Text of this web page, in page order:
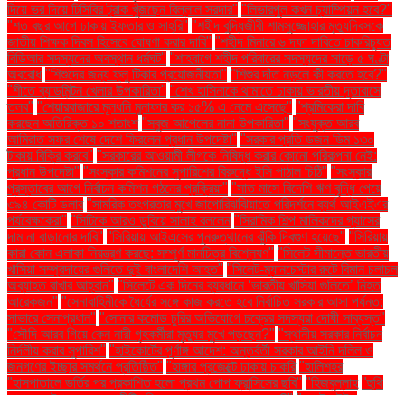
দিয়ে ভর দিয়ে টিসিবির ট্রাক খুঁজছেন বিল্লাল সরদার" "লিভারপুল কখন চ্যাম্পিয়ন হবে?"
"শত বছর আগে ঢাকায় ইফতার ও সাহ্‌রি" "শহীদ বুদ্ধিজীবী শামসুজ্জোহার মৃত্যুদিবসকে
জাতীয় শিক্ষক দিবস হিসেবে ঘোষণা করার দাবি" "শহীদ মিনারে ৬ দফা দাবিতে চাকরিচ্যুত
বিডিআর সদস্যদের অবস্থান ধর্মঘট" "শাহবাগে শহীদ পরিবারের সদস্যদের সাড়ে ৫ ঘণ্টা
অবরোধ "শিশুদের জন্য ফ্লু টিকার প্রয়োজনীয়তা" "শিশুর দাঁত নড়লে কী করতে হবে?"
"শীতে ব্যাডমিন্টন খেলার উপকারিতা" "শেখ হাসিনাকে থামাতে ঢাকায় ভারতীয় দূতাবাসে
তলব" "শেয়ারবাজারে মূলধনি মুনাফার কর ১৫% এ নেমে এসেছে" "শ্রমিকেরা দাবি
করছেন অতিরিক্ত ১০ শতাংশ "সবুজ আপেলের নানা উপকারিতা" "সংযুক্ত আরব
আমিরাত সফর শেষে দেশে ফিরলেন প্রধান উপদেষ্টা" "সরকার প্রতি ডজন ডিম ১৩০
টাকায় বিক্রি করবে" "সরকারের আওয়ামী লীগকে নিষিদ্ধ করার কোনো পরিকল্পনা নেই:
প্রধান উপদেষ্টা" "সংস্কার কমিশনের সুপারিশের বিরুদ্ধে ইসি পাঠাল চিঠি" "সংস্কার
প্রস্তাবের আগে নির্বাচন কমিশন গঠনের প্রক্রিয়া" "সাত মাসে বিদেশি ঋণ বৃদ্ধি পেয়ে
৩৯৪ কোটি ডলার "সামরিক তৎপরতার মুখে জাপোরিঝঝিয়াতে পরিদর্শনে ব্যর্থ আইএইএর
পর্যবেক্ষকেরা" "সিটিকে আরও ডুবিয়ে সালাহ বললেন "সিরামিক শিল্প মালিকদের গ্যাসের
দাম না বাড়ানোর দাবি" "সিরিয়ায় আইএসের পুনরুত্থানের ঝুঁকি দ্বিগুণ হয়েছে" "সিরিয়ায়
কারা কোন এলাকা নিয়ন্ত্রণ করছে: সম্পূর্ণ মানচিত্র বিশ্লেষণ" "সিলেট সীমান্তে ভারতীয়
খাসিয়া সম্প্রদায়ের গুলিতে দুই বাংলাদেশি আহত" "সিলেট-ম্যানচেস্টার রুটে বিমান চলাচল
অব্যাহত রাখার আহ্বান" "সিলেটে এক দিনের ব্যবধানে ‘ভারতীয় খাসিয়া গু‌লিতে’ নিহত
আরেকজন" "সেনাবাহিনীকে ধৈর্যের সঙ্গে কাজ করতে হবে নির্বাচিত সরকার আসা পর্যন্ত:
সাভারে সেনাপ্রধান" "সোনার কমোড চুরির অভিযোগে চক্রের সদস্যরা দোষী সাব্যস্ত"
"সৌদি আরব গিয়ে কেন নারী গৃহকর্মীরা মৃত্যুর মুখে পড়ছেন?" "স্থানীয় সরকার নির্বাচন
নির্দলীয় করার সুপারিশ" "হাইকোর্টের পূর্ণাঙ্গ আদেশ: অন্তর্বর্তী সরকার আইনি দলিল ও
জনগণের ইচ্ছার সমর্থনে প্রতিষ্ঠিত" "হাঙ্গার প্রজেক্টে ঢাকায় চাকরি "হালিশহর
"হাসপাতালে ভর্তির পর প্রকাশিত হলো প্রথম পোপ ফ্রান্সিসের ছবি" "হিজবুল্লাহ "হুথি